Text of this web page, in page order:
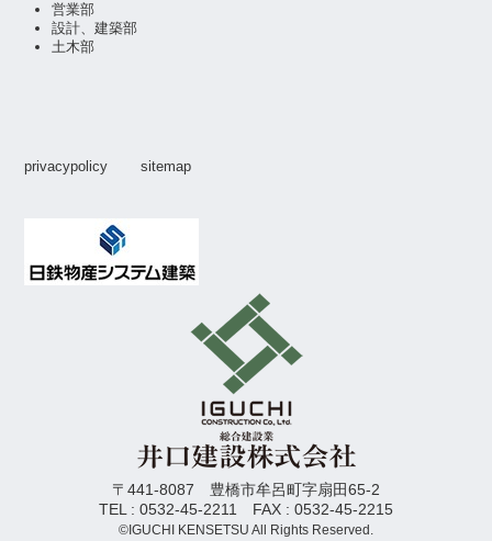
営業部
設計、建築部
土木部
privacypolicy sitemap
〒441-8087 豊橋市牟呂町字扇田65-2
TEL : 0532-45-2211 FAX : 0532-45-2215
©IGUCHI KENSETSU All Rights Reserved.